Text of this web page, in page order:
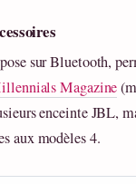
sur Bluetooth,
Magazine
enceinte JBL,
aux modèles 4.